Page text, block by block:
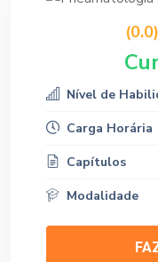
(0.0)
Nível de
Carga Horária
Capítulos
Modalidade